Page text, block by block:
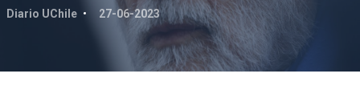
Diario UChile 27-06-2023